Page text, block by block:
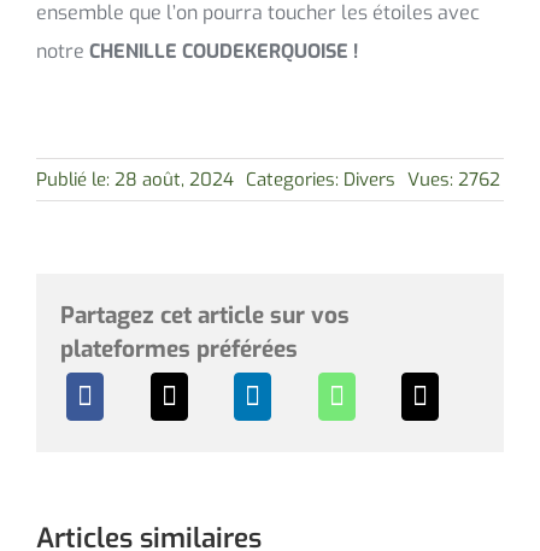
ensemble que l’on pourra toucher les étoiles avec
notre CHENILLE COUDEKERQUOISE !
Publié le: 28 août, 2024 Categories: Divers Vues: 2762
Partagez cet article sur vos
plateformes préférées
Articles similaires